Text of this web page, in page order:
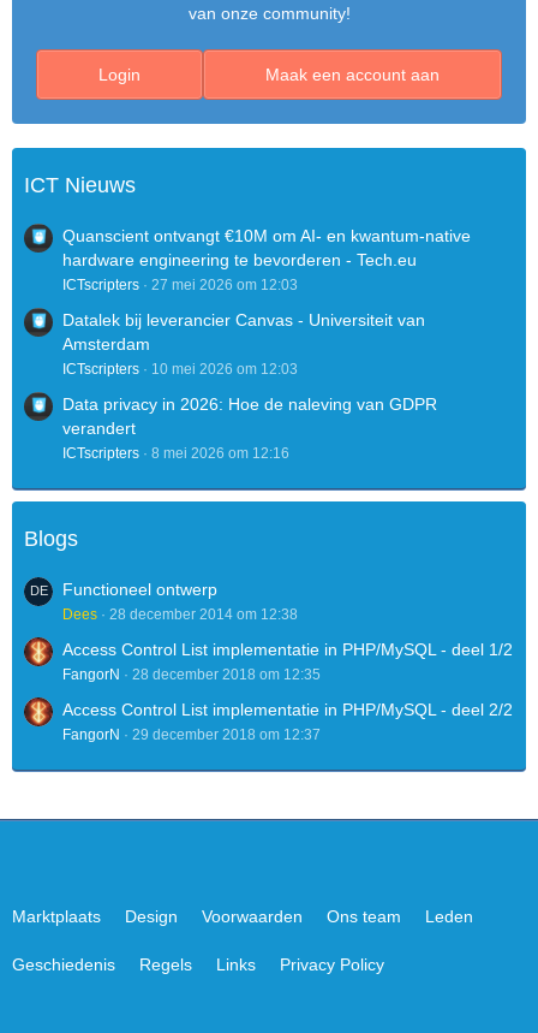
van onze community!
Maak een account aan
Login
ICT Nieuws
Quanscient ontvangt €10M om AI- en kwantum-native
hardware engineering te bevorderen - Tech.eu
ICTscripters 27 mei 2026 om 12:03
Datalek bij leverancier Canvas - Universiteit van
Amsterdam
ICTscripters 10 mei 2026 om 12:03
Data privacy in 2026: Hoe de naleving van GDPR
verandert
ICTscripters 8 mei 2026 om 12:16
Blogs
Functioneel ontwerp
Dees 28 december 2014 om 12:38
Access Control List implementatie in PHP/MySQL - deel 1/2
FangorN 28 december 2018 om 12:35
Access Control List implementatie in PHP/MySQL - deel 2/2
FangorN 29 december 2018 om 12:37
Marktplaats Design Voorwaarden Ons team Leden
Geschiedenis Regels Links Privacy Policy